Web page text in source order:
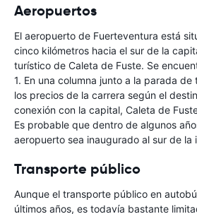
Aeropuertos
El aeropuerto de Fuerteventura está
cinco kilómetros hacia el sur de la
turístico de Caleta de Fuste. Se
1. En una columna junto a la parada
los precios de la carrera según el
conexión con la capital, Caleta de
Es probable que dentro de algunos
aeropuerto sea inaugurado al sur de la
Transporte público
Aunque el transporte público en
últimos años, es todavía bastante